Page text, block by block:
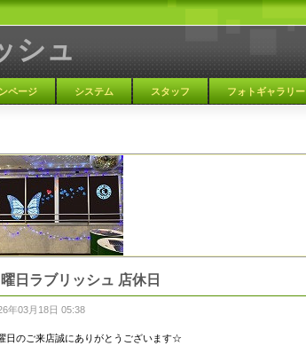
シュ
ページ システム スタッフ フォトギャラリー
大阪 天満 カラオケBAR
曜日ラブリッシュ 店休日
年03月18日 05:38
日のご来店誠にありがとうございます☆